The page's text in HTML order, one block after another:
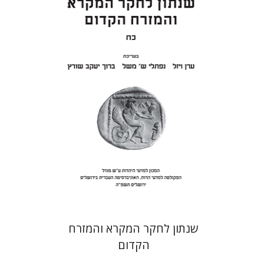
ערן ויזל נפתלי ש' משל
ברוך
$46
$41
שנתון לחקר המקרא והמזרח
הקדום